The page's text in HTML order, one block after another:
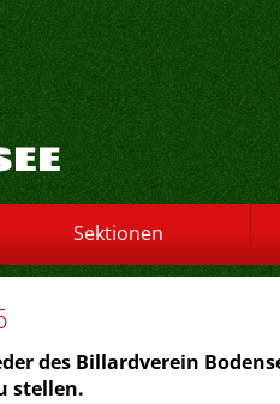
Sektionen
des Billardverein
stellen.